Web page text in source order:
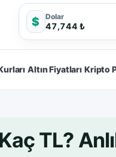
$ Dolar
47,744 ₺
Altın Fiyatları Kripto
TL?